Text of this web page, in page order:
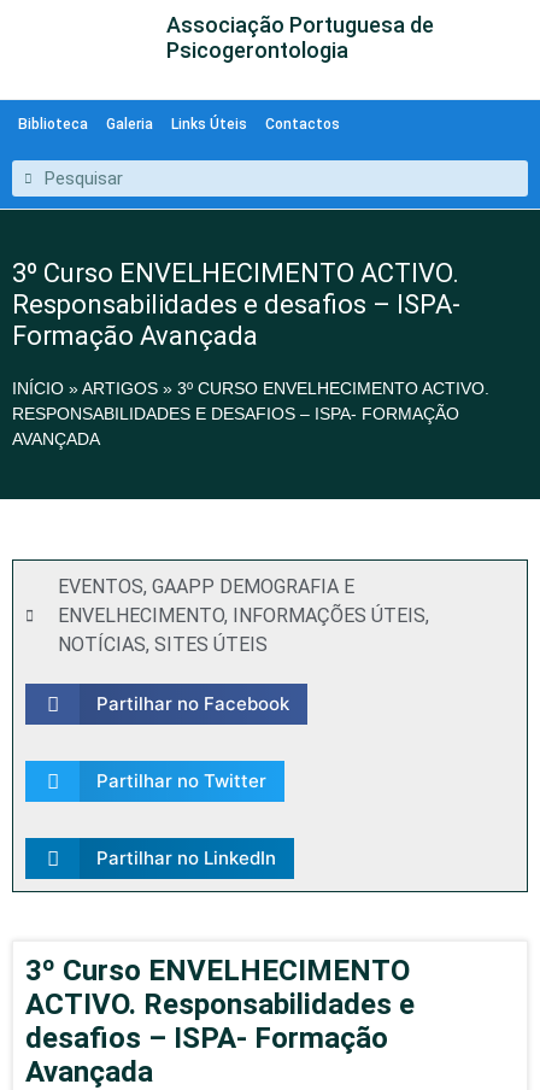
Associação Portuguesa de
Psicogerontologia
Biblioteca Galeria Links Úteis Contactos
3º Curso ENVELHECIMENTO ACTIVO.
Responsabilidades e desafios – ISPA-
Formação Avançada
INÍCIO »ARTIGOS » 3º CURSO ENVELHECIMENTO ACTIVO.
RESPONSABILIDADES E DESAFIOS – ISPA- FORMAÇÃO
AVANÇADA
EVENTOS, GAAPP DEMOGRAFIA E
ENVELHECIMENTO, INFORMAÇÕES ÚTEIS,
NOTÍCIAS, SITES ÚTEIS
Partilhar no Facebook
Partilhar no Twitter
Partilhar no LinkedIn
3º Curso ENVELHECIMENTO
ACTIVO. Responsabilidades e
desafios – ISPA- Formação
Avançada